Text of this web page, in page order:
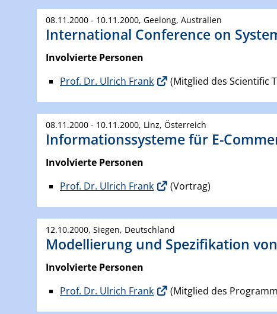
08.11.2000 - 10.11.2000, Geelong, Australien
International Conference on
Involvierte Personen
Prof. Dr. Ulrich Frank
(Mitglied des Scientific
08.11.2000 - 10.11.2000, Linz, Österreich
Informationssysteme für E-
Involvierte Personen
Prof. Dr. Ulrich Frank
(Vortrag)
12.10.2000, Siegen, Deutschland
Modellierung und Spezifikation
Involvierte Personen
Prof. Dr. Ulrich Frank
(Mitglied des